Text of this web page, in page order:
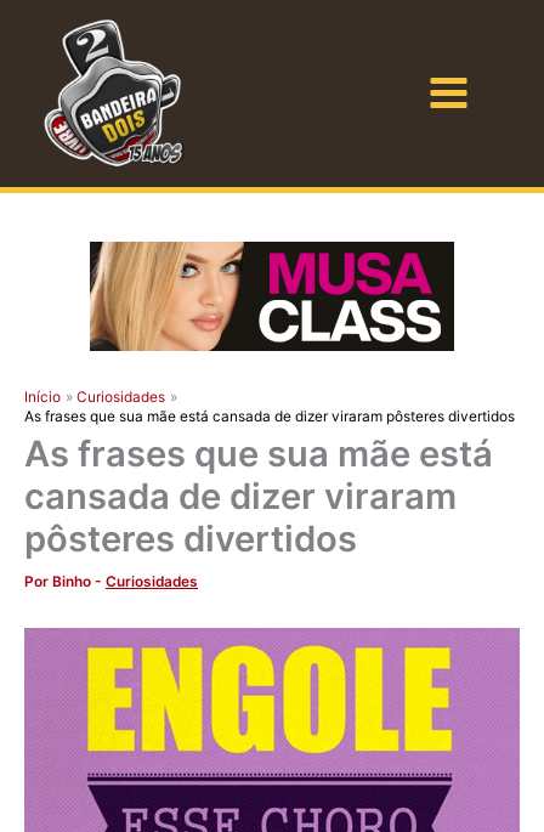
conteúdo
Início
Curiosidades
As frases que sua mãe está cansada de dizer viraram pôsteres divertidos
As frases que sua mãe está
cansada de dizer viraram
pôsteres divertidos
Por Binho - Curiosidades